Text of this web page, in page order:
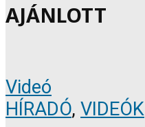
AJÁNLOTT
Videó
HÍRADÓ, VIDEÓK